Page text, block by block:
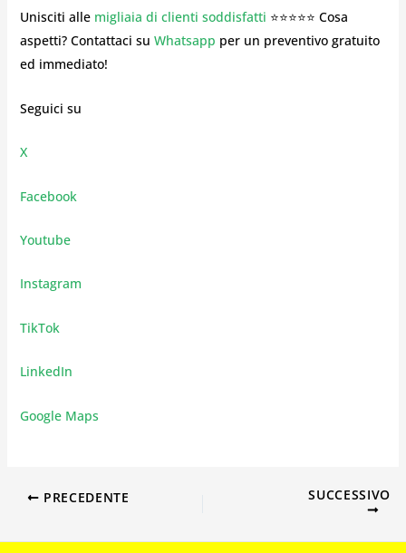
Unisciti alle migliaia di clienti soddisfatti ⭐⭐⭐⭐⭐ Cosa
aspetti? Contattaci su Whatsapp per un preventivo gratuito
ed immediato!
Seguici su
X
Facebook
Youtube
Instagram
TikTok
LinkedIn
Google Maps
PRECEDENTE SUCCESSIVO